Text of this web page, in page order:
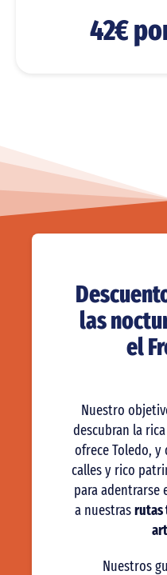
42€
las
el
Nuestro
descubran la
ofrece Toledo, y
calles y rico
para adentrarse
a nuestrasrutas
Nuestros